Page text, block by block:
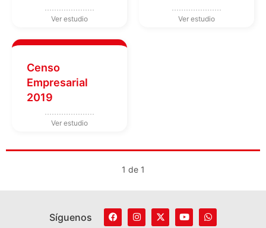
Censo
Empresarial
2019
1 de 1
Síguenos